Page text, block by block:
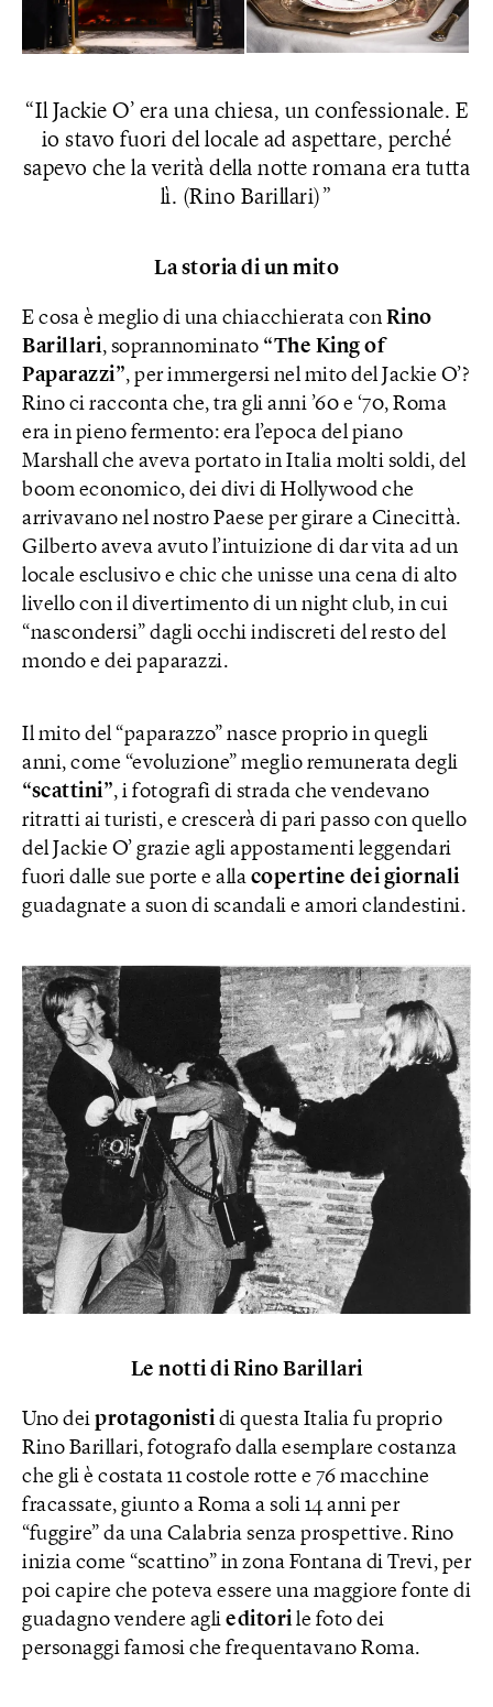
Il Jackie O’ era una chiesa, un confessionale. E
io stavo fuori del locale ad aspettare, perché
sapevo che la verità della notte romana era tutta
lì. (Rino Barillari)
La storia di un mito
E cosa è meglio di una chiacchierata con Rino
Barillari, soprannominato “The King of
Paparazzi”, per immergersi nel mito del Jackie O’?
Rino ci racconta che, tra gli anni ’60 e ‘70, Roma
era in pieno fermento: era l’epoca del piano
Marshall che aveva portato in Italia molti soldi, del
boom economico, dei divi di Hollywood che
arrivavano nel nostro Paese per girare a Cinecittà.
Gilberto aveva avuto l’intuizione di dar vita ad un
locale esclusivo e chic che unisse una cena di alto
livello con il divertimento di un night club, in cui
“nascondersi” dagli occhi indiscreti del resto del
mondo e dei paparazzi.
Il mito del “paparazzo” nasce proprio in quegli
anni, come “evoluzione” meglio remunerata degli
“scattini”, i fotografi di strada che vendevano
ritratti ai turisti, e crescerà di pari passo con quello
del Jackie O’ grazie agli appostamenti leggendari
fuori dalle sue porte e alla copertine dei giornali
guadagnate a suon di scandali e amori clandestini.
Le notti di Rino Barillari
Uno dei protagonistidi questa Italia fu proprio
Rino Barillari, fotografo dalla esemplare costanza
che gli è costata 11 costole rotte e 76 macchine
fracassate, giunto a Roma a soli 14 anni per
“fuggire” da una Calabria senza prospettive. Rino
inizia come “scattino” in zona Fontana di Trevi, per
poi capire che poteva essere una maggiore fonte di
guadagno vendere agli editorile foto dei
personaggi famosi che frequentavano Roma.